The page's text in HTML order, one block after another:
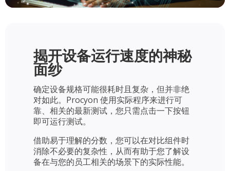
揭开设备运行速度的神秘
面纱
确定设备规格可能很耗时且复杂，但并非绝
对如此。Procyon 使用实际程序来进行可
靠、相关的最新测试，您只需点击一下按钮
即可运行测试。
借助易于理解的分数，您可以在对比组件时
消除不必要的复杂性，从而有助于您了解设
备在与您的员工相关的场景下的实际性能。